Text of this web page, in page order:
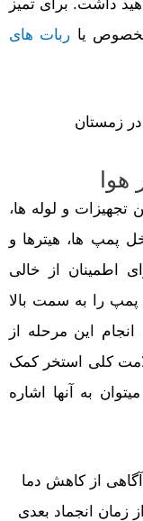
داشت. برای تمیز
یا ربات های
تجهیزات و لوله ها،
پمپ ها، هیترها و
اطمینان از خالی
پمپ را به سمت بالا
این مرحله از
کلی استخر کمک
به آنها اشاره
از کاهش دما
زمان انجماد بعدی